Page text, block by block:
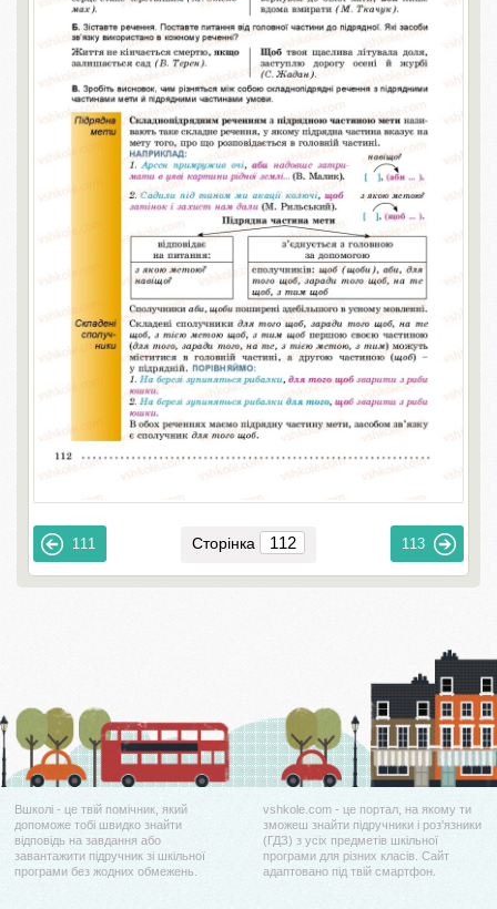
111 Сторінка 113
Вшколі - це твій помічник, який
допоможе тобі швидко знайти
відповідь на завдання або
завантажити підручник зі шкільної
програми без жодних обмежень.
vshkole.com - це портал, на якому ти
зможеш знайти підручники і роз'язники
(ГДЗ) з усіх предметів шкільної
програми для різних класів. Сайт
адаптовано під твій смартфон.